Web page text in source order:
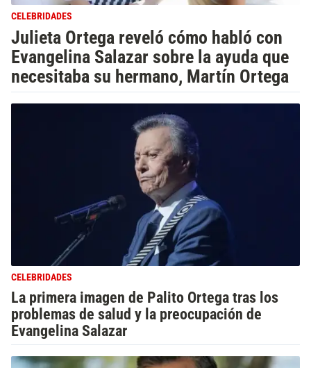
CELEBRIDADES
Julieta Ortega reveló cómo habló con
Evangelina Salazar sobre la ayuda que
necesitaba su hermano, Martín Ortega
CELEBRIDADES
La primera imagen de Palito Ortega tras los
problemas de salud y la preocupación de
Evangelina Salazar